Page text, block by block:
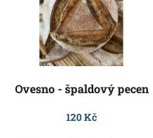
Ovesno - špaldový pecen
120 Kč